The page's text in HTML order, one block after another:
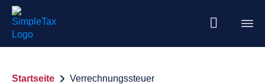
Startseite Verrechnungssteuer